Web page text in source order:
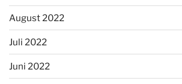
August 2022
Juli 2022
Juni 2022